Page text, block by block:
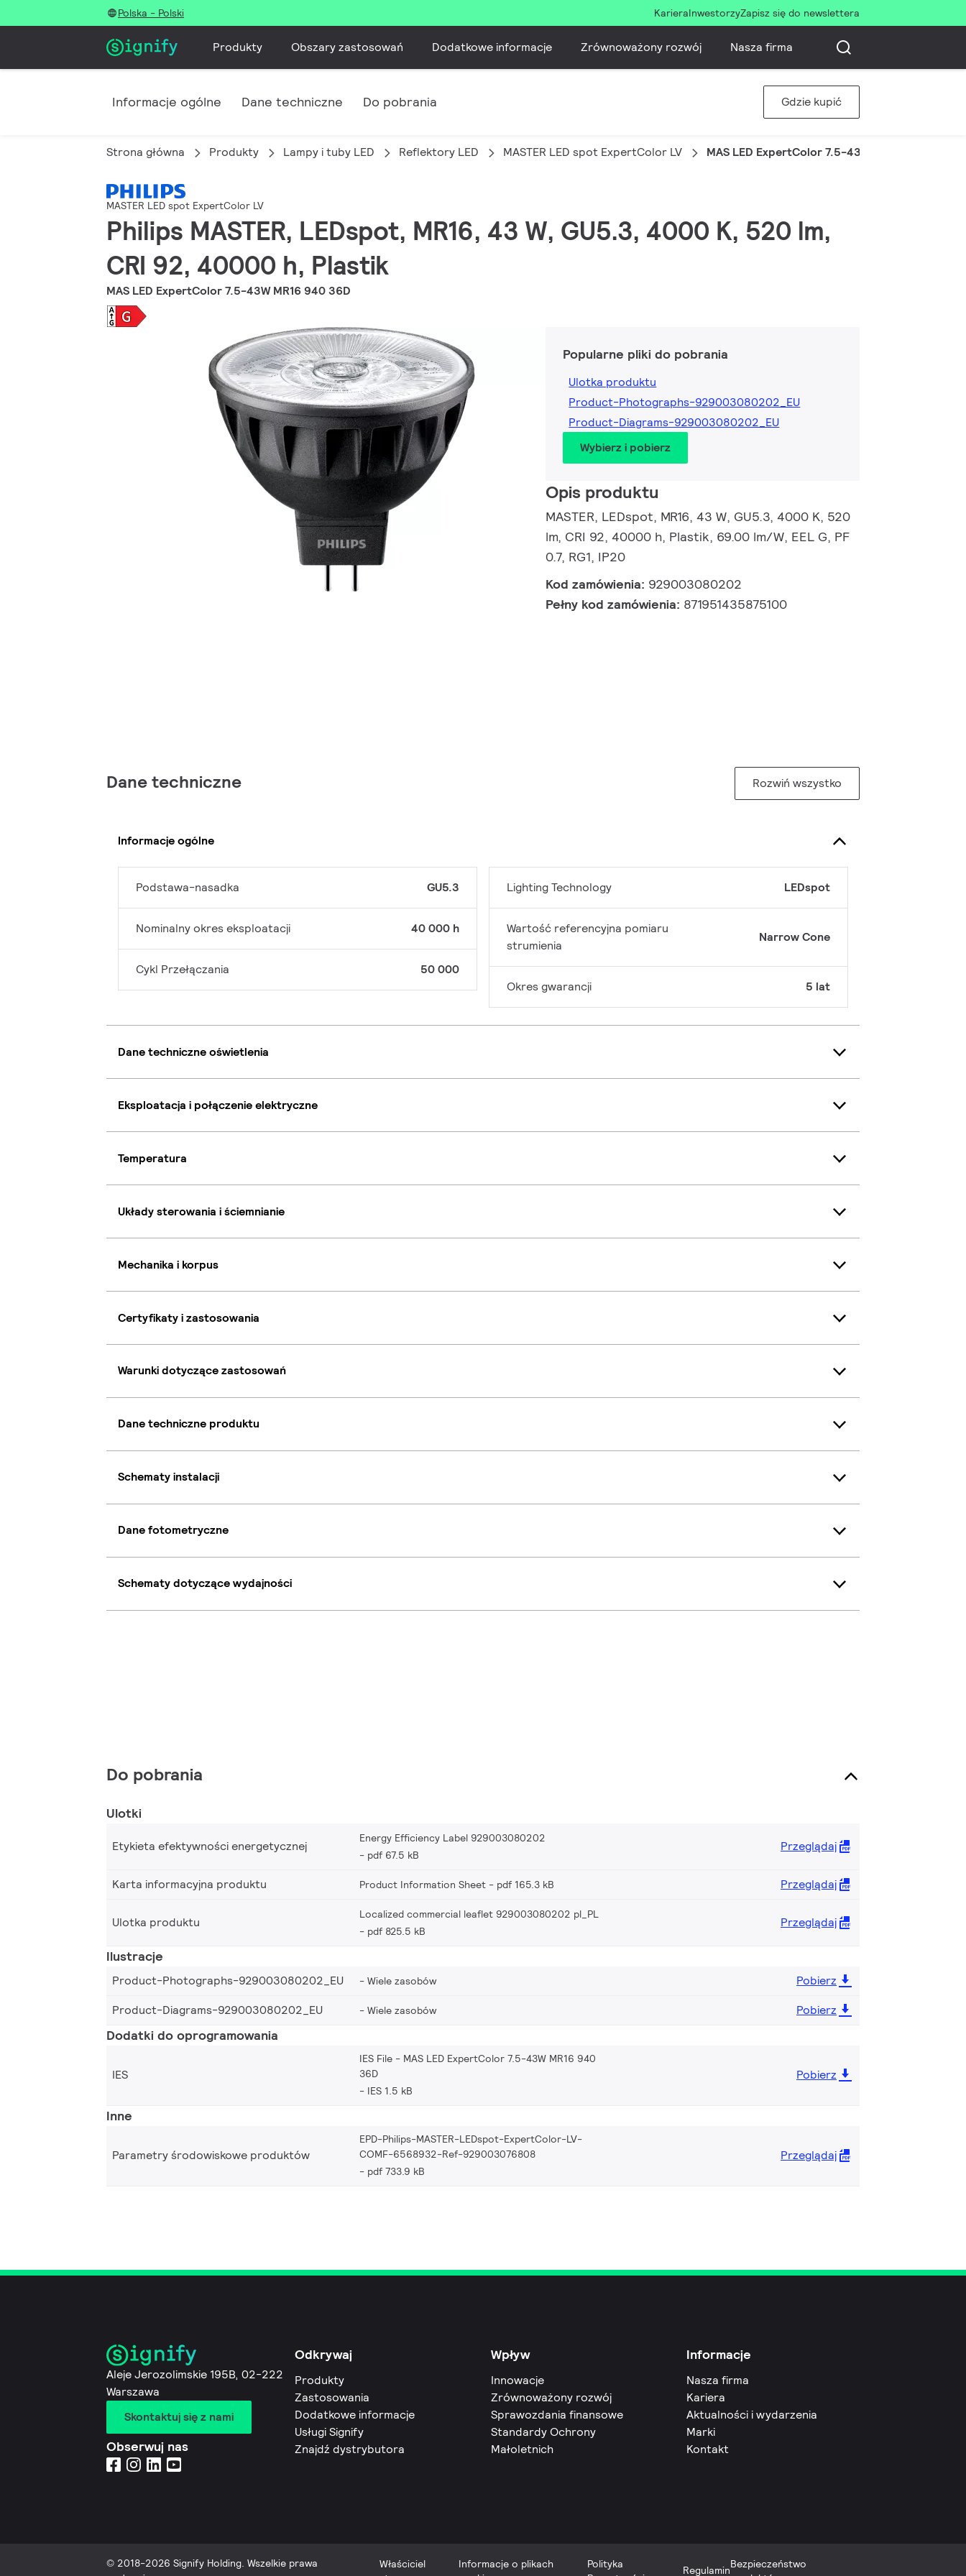
Polska - Polski KarieraInwestorzyZapisz się do newslettera
Produkty Obszary zastosowań Dodatkowe informacje Zrównoważony rozwój Nasza firma
Informacje ogólne Dane techniczne Do pobrania Gdzie kupić
Strona główna Produkty Lampy i tuby LED Reflektory LED MASTER LED spot ExpertColor LV MAS LED ExpertColor 7.5-43W MR16 940 36D
MASTER LED spot ExpertColor LV
Philips MASTER, LEDspot, MR16, 43 W, GU5.3, 4000 K, 520 lm,
CRI 92, 40000 h, Plastik
MAS LED ExpertColor 7.5-43W MR16 940 36D
Popularne pliki do pobrania
Ulotka produktu
Product-Photographs-929003080202_EU
Product-Diagrams-929003080202_EU
Wybierz i pobierz
Opis produktu
MASTER, LEDspot, MR16, 43 W, GU5.3, 4000 K, 520
lm, CRI 92, 40000 h, Plastik, 69.00 lm/W, EEL G, PF
0.7, RG1, IP20
Kod zamówienia: 929003080202
Pełny kod zamówienia: 871951435875100
Dane techniczne Rozwiń wszystko
Informacje ogólne
Podstawa-nasadka GU5.3
Nominalny okres eksploatacji 40 000 h
Cykl Przełączania 50 000
Lighting Technology LEDspot
Wartość referencyjna pomiaru
strumienia
Narrow Cone
Okres gwarancji 5 lat
Dane techniczne oświetlenia
Eksploatacja i połączenie elektryczne
Temperatura
Układy sterowania i ściemnianie
Mechanika i korpus
Certyfikaty i zastosowania
Warunki dotyczące zastosowań
Dane techniczne produktu
Schematy instalacji
Dane fotometryczne
Schematy dotyczące wydajności
Do pobrania
Ulotki
Etykieta efektywności energetycznej
Energy Efficiency Label 929003080202
pdf 67.5 kB
Przeglądaj
Karta informacyjna produktu Product Information Sheet pdf 165.3 kB Przeglądaj
Ulotka produktu
Localized commercial leaflet 929003080202 pl_PL
pdf 825.5 kB
Przeglądaj
Ilustracje
Product-Photographs-929003080202_EU Wiele zasobów
Pobierz
Product-Diagrams-929003080202_EU
Wiele zasobów Pobierz
Dodatki do oprogramowania
IES
IES File - MAS LED ExpertColor 7.5-43W MR16 940
36D
IES 1.5 kB
Pobierz
Inne
Parametry środowiskowe produktów
EPD-Philips-MASTER-LEDspot-ExpertColor-LV-
COMF-6568932-Ref-929003076808
pdf 733.9 kB
Przeglądaj
Aleje Jerozolimskie 195B, 02-222
Warszawa
Skontaktuj się z nami
Obserwuj nas
Odkrywaj
Produkty
Zastosowania
Dodatkowe informacje
Usługi Signify
Znajdź dystrybutora
Wpływ
Innowacje
Zrównoważony rozwój
Sprawozdania finansowe
Standardy Ochrony
Małoletnich
Informacje
Nasza firma
Kariera
Aktualności i wydarzenia
Marki
Kontakt
© 2018-2026 Signify Holding. Wszelkie prawa
Właściciel
Informacje o plikach
Polityka
RegulaminBezpieczeństwo